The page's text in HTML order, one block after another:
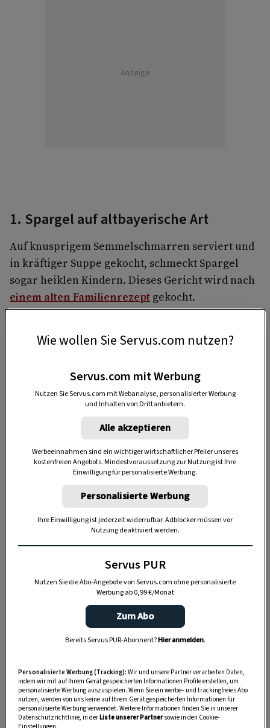
Anzeige
1. Spargel auf altbayerische Art
Auf knusprigem Semmelschmarren serviert und
in kräftiger Suppe gekocht, schmeckt Spargel
sogar heiklen Kindern. Dieses Gericht wird nach
einem alten Familienrezept gekocht.
„Servus Garten“ auf WhatsApp
Nutzen Sie WhatsApp auf Ihrem Handy und lieben es, auf
dem Balkon, der Terrasse oder im Garten zu werkeln? In
HIER MEHR ERFAHREN
Wie wollen Sie Servus.com nutzen?
Servus.com mit Werbung
Nutzen Sie Servus.com mit Webanalyse, personalisierter Werbung
und Inhalten von Drittanbietern.
Alle akzeptieren
Werbeeinnahmen sind ein wichtiger wirtschaftlicher Pfeiler unseres
kostenfreien Angebots. Mindestvoraussetzung zur Nutzung ist Ihre
Einwilligung für personalisierte Werbung.
Personalisierte Werbung
Ihre Einwilligung ist jederzeit widerrufbar. Adblocker müssen vor
Nutzung deaktiviert werden.
Servus PUR
Nutzen Sie die Abo-Angebote von Servus.com ohne personalisierte
Werbung ab 0,99 €/Monat
Zum Abo
Bereits Servus PUR-Abonnent?Hier anmelden.
Personalisierte Werbung (Tracking): Wir und unsere Partner verarbeiten Daten,
indem wir mit auf Ihrem Gerät gespeicherten Informationen Profile erstellen, um
personalisierte Werbung auszuspielen. Wenn Sie ein werbe– und trackingfreies Abo
nutzen, werden von uns keine auf Ihrem Gerät gespeicherten Informationen für
personalisierte Werbung verwendet. Weitere Informationen finden Sie in unserer
Datenschutzrichtlinie, in derListe unserer Partnersowie in den Cookie-